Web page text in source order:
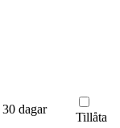
30 dagar
Tillåta